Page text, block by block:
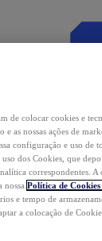
de colocar cookies e
e as nossas ações de
configuração e uso de
dos Cookies, que
correspondentes.
nossa Política de Cookies
e tempo de
a colocação de